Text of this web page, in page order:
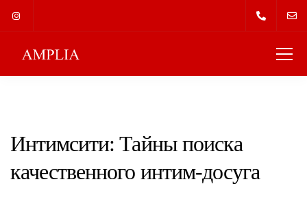
Интимсити: Тайны поиска
качественного интим-досуга